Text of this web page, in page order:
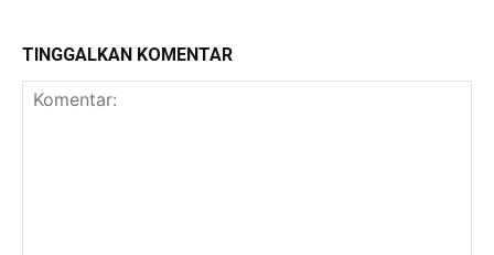
TINGGALKAN KOMENTAR